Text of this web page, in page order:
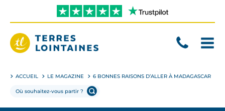
directement
contenu
ACCUEIL LE MAGAZINE 6 BONNES RAISONS D’ALLER À MADAGASCAR